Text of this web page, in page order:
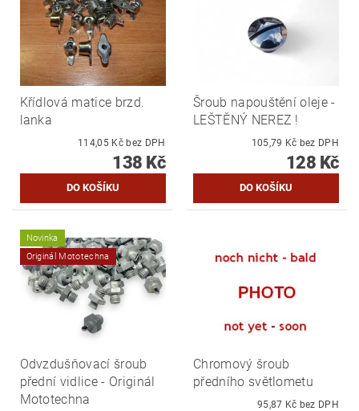
Křídlová matice brzd.
lanka
114,05 Kč bez DPH
138 Kč
Šroub napouštění oleje -
LEŠTĚNÝ NEREZ !
105,79 Kč bez DPH
128 Kč
Novinka
Originál Mototechna
Odvzdušňovací šroub
přední vidlice - Originál
Mototechna
Chromový šroub
předního světlometu
95,87 Kč bez DPH